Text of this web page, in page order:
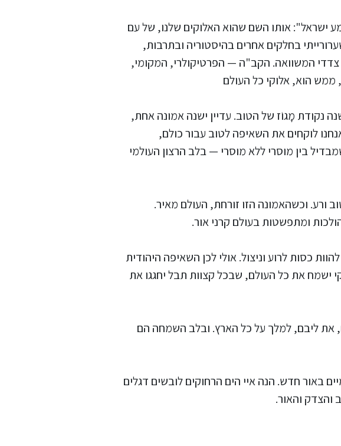
ישראל": אותו השם שהוא האלוקים שלנו, של עם
בחלקים אחרים בהיסטוריה ובתרבות,
המשוואה. הקב"ה — הפרטיקולרי, המקומי,
הוא, אלוקי כל העולם
נקודת מָגוֹז של הטוב. עדיין ישנה אמונה אחת,
לוקחים את השאיפה לטוב עבור כולם,
בין מוסרי ללא מוסרי — בלב הרצון העולמי
ורע. וכשהאמונה הזו זורחת, העולם מאיר.
ומתפשטות בעולם קרני אור.
כסות לרוע וניצול. אולי לכן השאיפה היהודית
ישמח את כל העולם, שבכל קצוות תבל יחגגו את
את ליבם, למלך על כל הארץ. ובלב השמחה הם
באור חדש. הנה איי הים הרחוקים לובשים דגלים
והצדק והאור.